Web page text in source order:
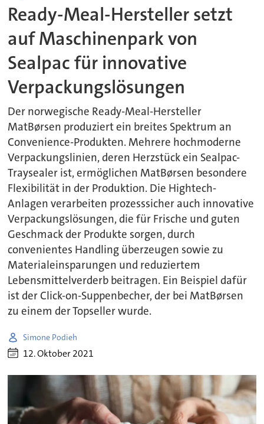
Ready-Meal-Hersteller setzt
auf Maschinenpark von
Sealpac für innovative
Verpackungslösungen
Der norwegische Ready-Meal-Hersteller
MatBørsen produziert ein breites Spektrum an
Convenience-Produkten. Mehrere hochmoderne
Verpackungslinien, deren Herzstück ein Sealpac-
Traysealer ist, ermöglichen MatBørsen besondere
Flexibilität in der Produktion. Die Hightech-
Anlagen verarbeiten prozesssicher auch innovative
Verpackungslösungen, die für Frische und guten
Geschmack der Produkte sorgen, durch
convenientes Handling überzeugen sowie zu
Materialeinsparungen und reduziertem
Lebensmittelverderb beitragen. Ein Beispiel dafür
ist der Click-on-Suppenbecher, der bei MatBørsen
zu einem der Topseller wurde.
Simone Podieh
12. Oktober 2021